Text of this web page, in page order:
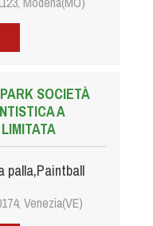
SOCIETÀ
A
palla,Paintball
Venezia(VE)